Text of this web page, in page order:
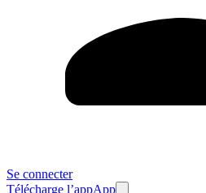
Se connecter
Télécharge l’appApp